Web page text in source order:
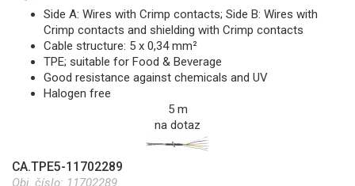
Side A: Wires with Crimp contacts; Side B: Wires with
Crimp contacts and shielding with Crimp contacts
Cable structure: 5 x 0,34 mm²
TPE; suitable for Food & Beverage
Good resistance against chemicals and UV
Halogen free
5 m
na dotaz
CA.TPE5-11702289
Obj. číslo: 11702289